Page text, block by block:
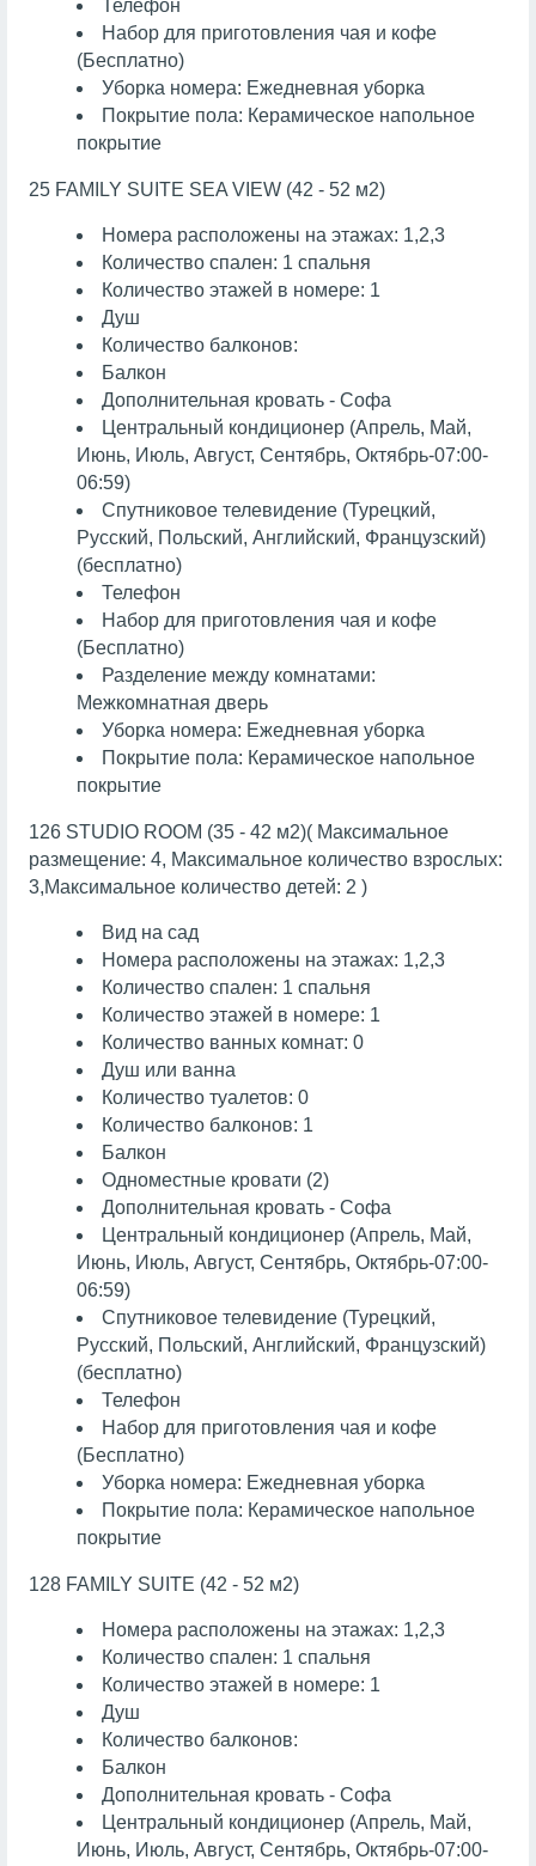
Телефон
Набор для приготовления чая и кофе
(Бесплатно)
Уборка номера: Ежедневная уборка
Покрытие пола: Керамическое напольное
покрытие
25 FAMILY SUITE SEA VIEW (42 - 52 м2)
Номера расположены на этажах: 1,2,3
Количество спален: 1 спальня
Количество этажей в номере: 1
Душ
Количество балконов:
Балкон
Дополнительная кровать - Софа
Центральный кондиционер (Апрель, Май,
Июнь, Июль, Август, Сентябрь, Октябрь-07:00-
06:59)
Спутниковое телевидение (Турецкий,
Русский, Польский, Английский, Французский)
(бесплатно)
Телефон
Набор для приготовления чая и кофе
(Бесплатно)
Разделение между комнатами:
Межкомнатная дверь
Уборка номера: Ежедневная уборка
Покрытие пола: Керамическое напольное
покрытие
126 STUDIO ROOM (35 - 42 м2)( Максимальное
размещение: 4, Максимальное количество взрослых:
3,Максимальное количество детей: 2 )
Вид на сад
Номера расположены на этажах: 1,2,3
Количество спален: 1 спальня
Количество этажей в номере: 1
Количество ванных комнат: 0
Душ или ванна
Количество туалетов: 0
Количество балконов: 1
Балкон
Одноместные кровати (2)
Дополнительная кровать - Софа
Центральный кондиционер (Апрель, Май,
Июнь, Июль, Август, Сентябрь, Октябрь-07:00-
06:59)
Спутниковое телевидение (Турецкий,
Русский, Польский, Английский, Французский)
(бесплатно)
Телефон
Набор для приготовления чая и кофе
(Бесплатно)
Уборка номера: Ежедневная уборка
Покрытие пола: Керамическое напольное
покрытие
128 FAMILY SUITE (42 - 52 м2)
Номера расположены на этажах: 1,2,3
Количество спален: 1 спальня
Количество этажей в номере: 1
Душ
Количество балконов:
Балкон
Дополнительная кровать - Софа
Центральный кондиционер (Апрель, Май,
Июнь, Июль, Август, Сентябрь, Октябрь-07:00-